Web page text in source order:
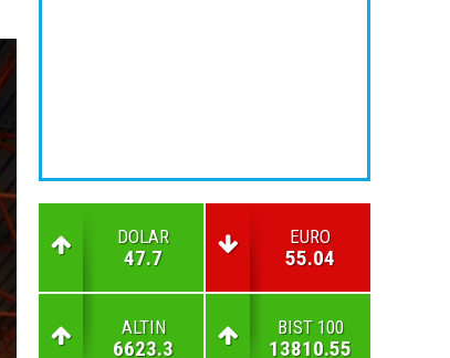
DOLAR
47.7
EURO
55.04
ALTIN
6623.3
BIST 100
13810.55